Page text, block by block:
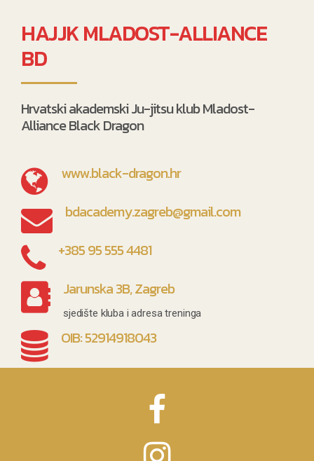
HAJJK MLADOST-ALLIANCE
BD
Hrvatski akademski Ju-jitsu klub Mladost-
Alliance Black Dragon
www.black-dragon.hr
bdacademy.zagreb@gmail.com
+385 95 555 4481
Jarunska 3B, Zagreb
sjedište kluba i adresa treninga
OIB: 52914918043